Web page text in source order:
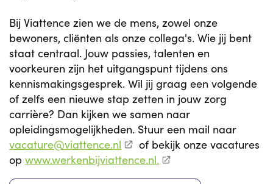
Bij Viattence zien we de mens, zowel onze
bewoners, cliënten als onze collega's. Wie jij bent
staat centraal. Jouw passies, talenten en
voorkeuren zijn het uitgangspunt tijdens ons
kennismakingsgesprek. Wil jij graag een volgende
of zelfs een nieuwe stap zetten in jouw zorg
carrière? Dan kijken we samen naar
opleidingsmogelijkheden. Stuur een mail naar
vacature@viattence.nl
of bekijk onze vacatures
op www.werkenbijviattence.nl.